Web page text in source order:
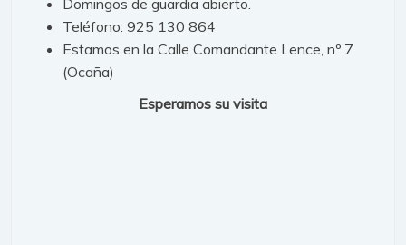
Teléfono: 925 130 864
Estamos en la Calle Comandante Lence, nº 7
(Ocaña)
Esperamos su visita